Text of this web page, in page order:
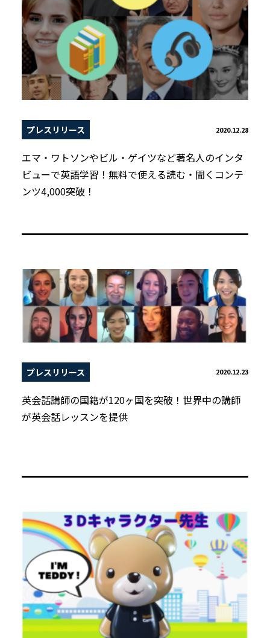
プレスリリース 2020.12.28
エマ・ワトソンやビル・ゲイツなど著名人のインタ
ビューで英語学習！無料で使える読む・聞くコンテ
ンツ4,000突破！
プレスリリース 2020.12.23
英会話講師の国籍が120ヶ国を突破！世界中の講師
が英会話レッスンを提供